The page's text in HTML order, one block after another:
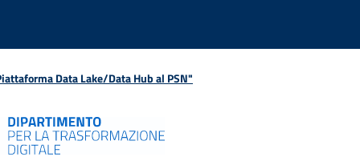
Data Lake/Data Hub al PSN"